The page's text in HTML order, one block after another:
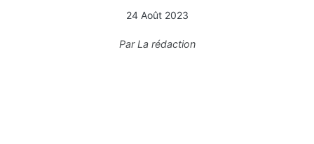
24 Août 2023
ParLa rédaction